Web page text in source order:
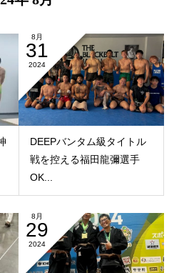
8月
31
2024
DEEPバンタム級タイトル
戦を控える福田龍彌選手
OK...
8月
29
2024